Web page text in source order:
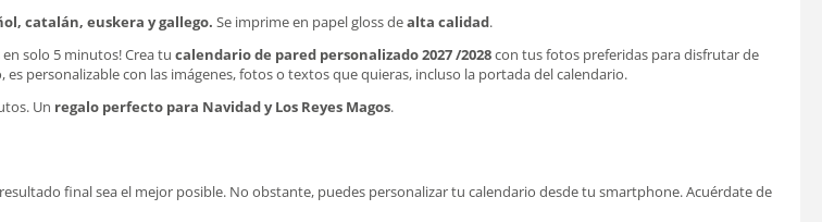
catalán, euskera y gallego. Se imprime en papel gloss dealta calidad.
solo 5 minutos! Crea tu calendario de pared personalizado 2027/2028con tus fotos preferidas para disfrutar de
personalizable con las imágenes, fotos o textos que quieras, incluso la portada del calendario.
Un regalo perfecto para Navidad y Los Reyes Magos.
final sea el mejor posible. No obstante, puedes personalizar tu calendario desde tu smartphone. Acuérdate de